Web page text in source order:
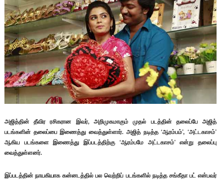
அஜித்தின் தீவிர ரசிகரான இவர், அறிமுகமாகும் முதல் படத்தின் தலைப்பே அஜித்
படங்களின் தலைப்பை இணைத்து வைத்துள்ளார். அஜித் நடித்த ‘ஆரம்பம்’, ‘அட்டகாசம்’
ஆகிய படங்களை இணைத்து இப்படத்திற்கு ‘ஆரம்பமே அட்டகாசம்’ என்று தலைப்பு
வைத்துள்ளனர்.
இப்படத்தின் நாயகியாக கன்னடத்தில் பல வெற்றிப் படங்களில் நடித்த சங்கீதா பட் என்பவர்